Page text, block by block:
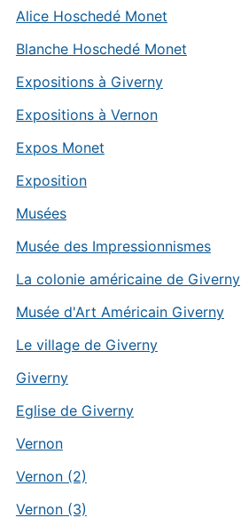
Alice Hoschedé Monet
Blanche Hoschedé Monet
Expositions à Giverny
Expositions à Vernon
Expos Monet
Exposition
Musées
Musée des Impressionnismes
La colonie américaine de Giverny
Musée d'Art Américain Giverny
Le village de Giverny
Giverny
Eglise de Giverny
Vernon
Vernon (2)
Vernon (3)